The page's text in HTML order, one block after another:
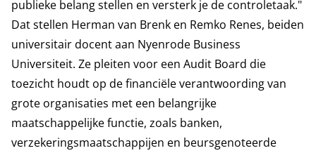
publieke belang stellen en versterk je de controletaak."
Dat stellen Herman van Brenk en Remko Renes, beiden
universitair docent aan Nyenrode Business
Universiteit. Ze pleiten voor een Audit Board die
toezicht houdt op de financiële verantwoording van
grote organisaties met een belangrijke
maatschappelijke functie, zoals banken,
verzekeringsmaatschappijen en beursgenoteerde